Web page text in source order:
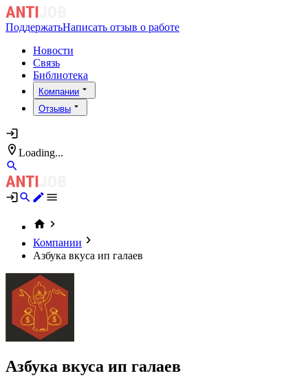
ПоддержатьНаписать отзыв о работе
Новости
Связь
Библиотека
Компании
Отзывы
Loading...
Компании
Азбука вкуса ип галаев
Азбука вкуса ип галаев